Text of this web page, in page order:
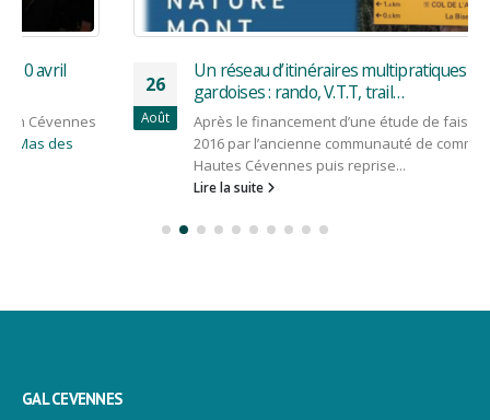
26
Août
Un réseau d’itinéraires multipratiques en Cévennes
gardoises : rando, V.T.T, trail…
Après le financement d’une étude de faisabilité lancée en
2016 par l’ancienne communauté de communes des
Hautes Cévennes puis reprise...
GAL CEVENNES